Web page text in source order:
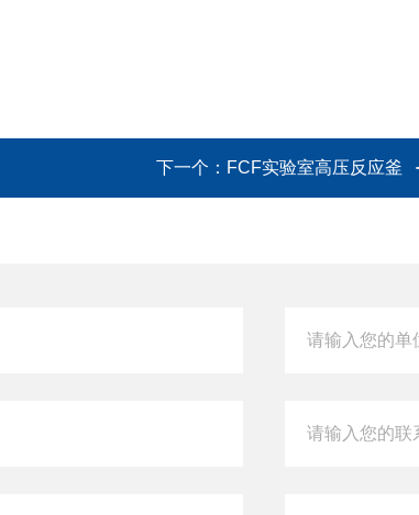
下一个： FCF实验室高压反应釜